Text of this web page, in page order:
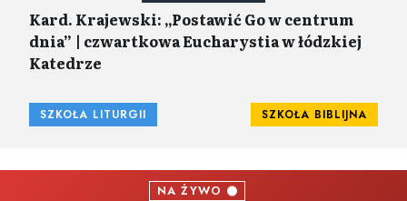
Kard. Krajewski: „Postawić Go w centrum
dnia” | czwartkowa Eucharystia w łódzkiej
Katedrze
SZKOŁA LITURGII SZKOŁA BIBLIJNA
NA ŻYWO